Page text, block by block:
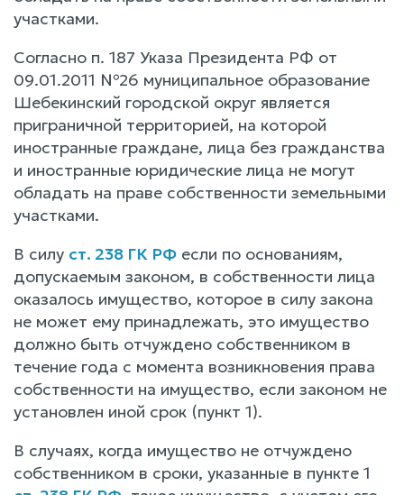
участками.
Согласно п. 187 Указа Президента РФ от
09.01.2011 №26 муниципальное образование
Шебекинский городской округ является
приграничной территорией, на которой
иностранные граждане, лица без гражданства
и иностранные юридические лица не могут
обладать на праве собственности земельными
участками.
В силу ст. 238 ГК РФ если по основаниям,
допускаемым законом, в собственности лица
оказалось имущество, которое в силу закона
не может ему принадлежать, это имущество
должно быть отчуждено собственником в
течение года с момента возникновения права
собственности на имущество, если законом не
установлен иной срок (пункт 1).
В случаях, когда имущество не отчуждено
собственником в сроки, указанные в пункте 1